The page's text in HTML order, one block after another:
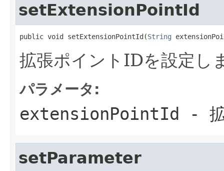
setExtensionPointId
public void setExtensionPointId(String
拡張ポイントIDを設定し
パラメータ:
extensionPointId -
setParameter